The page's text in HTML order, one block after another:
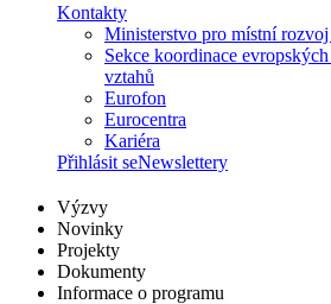
Kontakty
Ministerstvo pro místní rozvoj
Sekce koordinace
vztahů
Eurofon
Eurocentra
Kariéra
Přihlásit seNewslettery
Výzvy
Novinky
Projekty
Dokumenty
Informace o programu